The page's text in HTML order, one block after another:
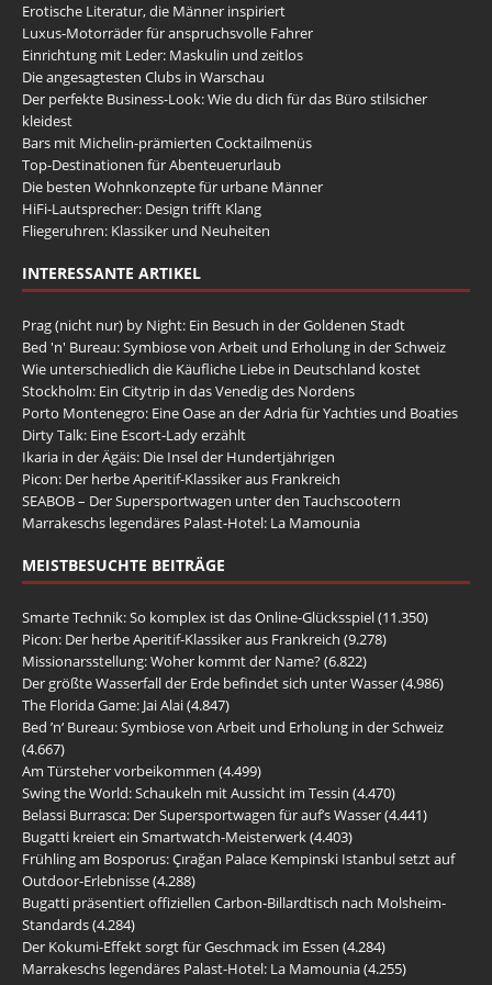
Erotische Literatur, die Männer inspiriert
Luxus-Motorräder für anspruchsvolle Fahrer
Einrichtung mit Leder: Maskulin und zeitlos
Die angesagtesten Clubs in Warschau
Der perfekte Business-Look: Wie du dich für das Büro stilsicher
kleidest
Bars mit Michelin-prämierten Cocktailmenüs
Top-Destinationen für Abenteuerurlaub
Die besten Wohnkonzepte für urbane Männer
HiFi-Lautsprecher: Design trifft Klang
Fliegeruhren: Klassiker und Neuheiten
INTERESSANTE ARTIKEL
Prag (nicht nur) by Night: Ein Besuch in der Goldenen Stadt
Bed 'n' Bureau: Symbiose von Arbeit und Erholung in der Schweiz
Wie unterschiedlich die Käufliche Liebe in Deutschland kostet
Stockholm: Ein Citytrip in das Venedig des Nordens
Porto Montenegro: Eine Oase an der Adria für Yachties und Boaties
Dirty Talk: Eine Escort-Lady erzählt
Ikaria in der Ägäis: Die Insel der Hundertjährigen
Picon: Der herbe Aperitif-Klassiker aus Frankreich
SEABOB – Der Supersportwagen unter den Tauchscootern
Marrakeschs legendäres Palast-Hotel: La Mamounia
MEISTBESUCHTE BEITRÄGE
Smarte Technik: So komplex ist das Online-Glücksspiel(11.350)
Picon: Der herbe Aperitif-Klassiker aus Frankreich (9.278)
Missionarsstellung: Woher kommt der Name?(6.822)
Der größte Wasserfall der Erde befindet sich unter Wasser(4.986)
The Florida Game: Jai Alai(4.847)
Bed ’n‘ Bureau: Symbiose von Arbeit und Erholung in der Schweiz
(4.667)
Am Türsteher vorbeikommen (4.499)
Swing the World: Schaukeln mit Aussicht im Tessin (4.470)
Belassi Burrasca: Der Supersportwagen für auf’s Wasser(4.441)
Bugatti kreiert ein Smartwatch-Meisterwerk(4.403)
Frühling am Bosporus: Çırağan Palace Kempinski Istanbul setzt auf
Outdoor-Erlebnisse(4.288)
Bugatti präsentiert offiziellen Carbon-Billardtisch nach Molsheim-
Standards(4.284)
Der Kokumi-Effekt sorgt für Geschmack im Essen (4.284)
Marrakeschs legendäres Palast-Hotel: La Mamounia(4.255)